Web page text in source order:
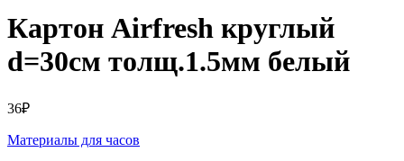
Картон Airfresh круглый
d=30см толщ.1.5мм белый
36₽
Материалы для часов